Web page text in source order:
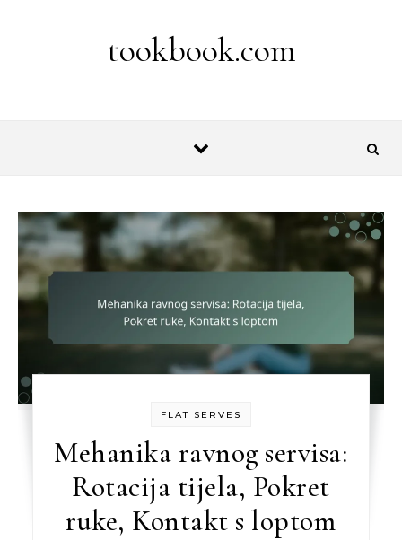
tookbook.com
FLAT SERVES
Mehanika ravnog servisa:
Rotacija tijela, Pokret
ruke, Kontakt s loptom